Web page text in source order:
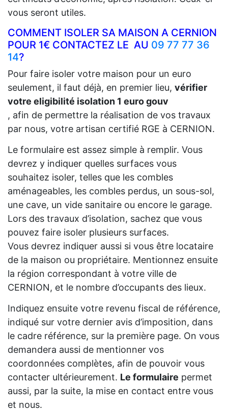
vous seront utiles.
COMMENT ISOLER SA MAISON A CERNION
POUR 1€ CONTACTEZ LE AU 09 77 77 36
14?
Pour faire isoler votre maison pour un euro
seulement, il faut déjà, en premier lieu, vérifier
votre eligibilité isolation 1 euro gouv
, afin de permettre la réalisation de vos travaux
par nous, votre artisan certifié RGE à CERNION.
Le formulaire est assez simple à remplir. Vous
devrez y indiquer quelles surfaces vous
souhaitez isoler, telles que les combles
aménageables, les combles perdus, un sous-sol,
une cave, un vide sanitaire ou encore le garage.
Lors des travaux d’isolation, sachez que vous
pouvez faire isoler plusieurs surfaces.
Vous devrez indiquer aussi si vous être locataire
de la maison ou propriétaire. Mentionnez ensuite
la région correspondant à votre ville de
CERNION, et le nombre d’occupants des lieux.
Indiquez ensuite votre revenu fiscal de référence,
indiqué sur votre dernier avis d’imposition, dans
le cadre référence, sur la première page. On vous
demandera aussi de mentionner vos
coordonnées complètes, afin de pouvoir vous
contacter ultérieurement. Le formulaire permet
aussi, par la suite, la mise en contact entre vous
et nous.